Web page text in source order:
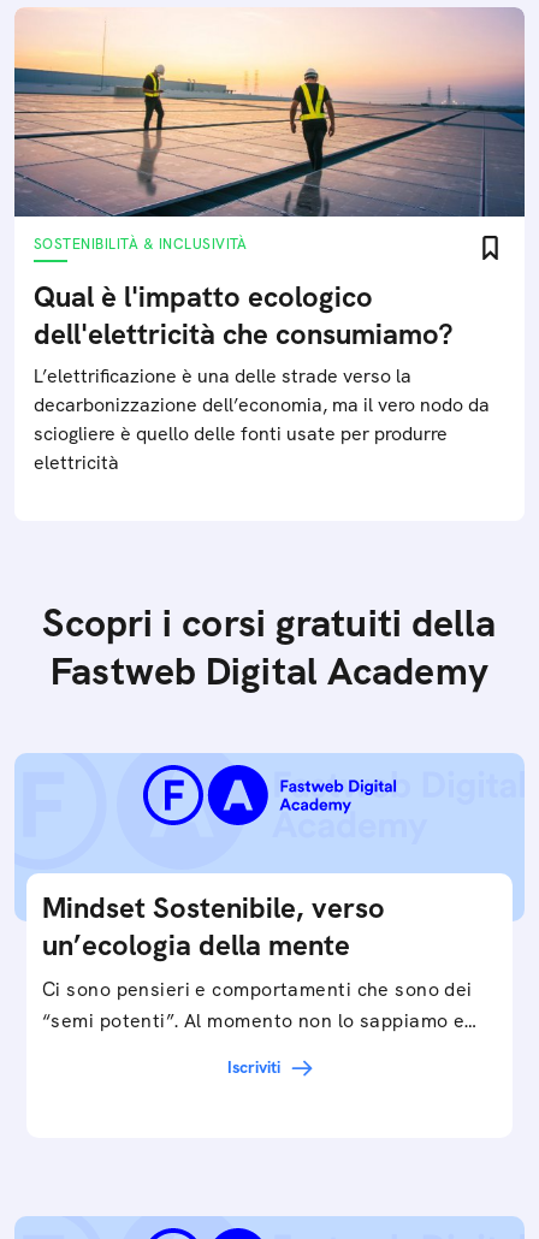
SOSTENIBILITÀ & INCLUSIVITÀ
Qual è l'impatto ecologico
dell'elettricità che consumiamo?
L’elettrificazione è una delle strade verso la
decarbonizzazione dell’economia, ma il vero nodo da
sciogliere è quello delle fonti usate per produrre
elettricità
Scopri i corsi gratuiti della
Fastweb Digital Academy
Mindset Sostenibile, verso
un’ecologia della mente
Ci sono pensieri e comportamenti che sono dei
“semi potenti”. Al momento non lo sappiamo e
Iscriviti